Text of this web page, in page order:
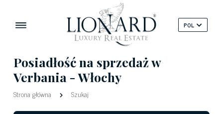
POL
Posiadłość na sprzedaż w
Verbania - Włochy
Strona główna Szukaj